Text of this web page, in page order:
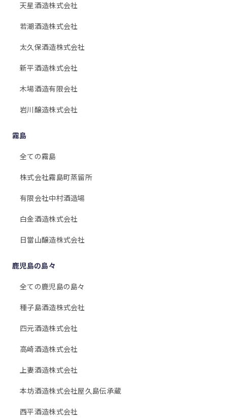
天星酒造株式会社
若潮酒造株式会社
太久保酒造株式会社
新平酒造株式会社
木場酒造有限会社
岩川醸造株式会社
霧島
全ての霧島
株式会社霧島町蒸留所
有限会社中村酒造場
白金酒造株式会社
日當山醸造株式会社
鹿児島の島々
全ての鹿児島の島々
種子島酒造株式会社
四元酒造株式会社
高崎酒造株式会社
上妻酒造株式会社
本坊酒造株式会社屋久島伝承蔵
西平酒造株式会社